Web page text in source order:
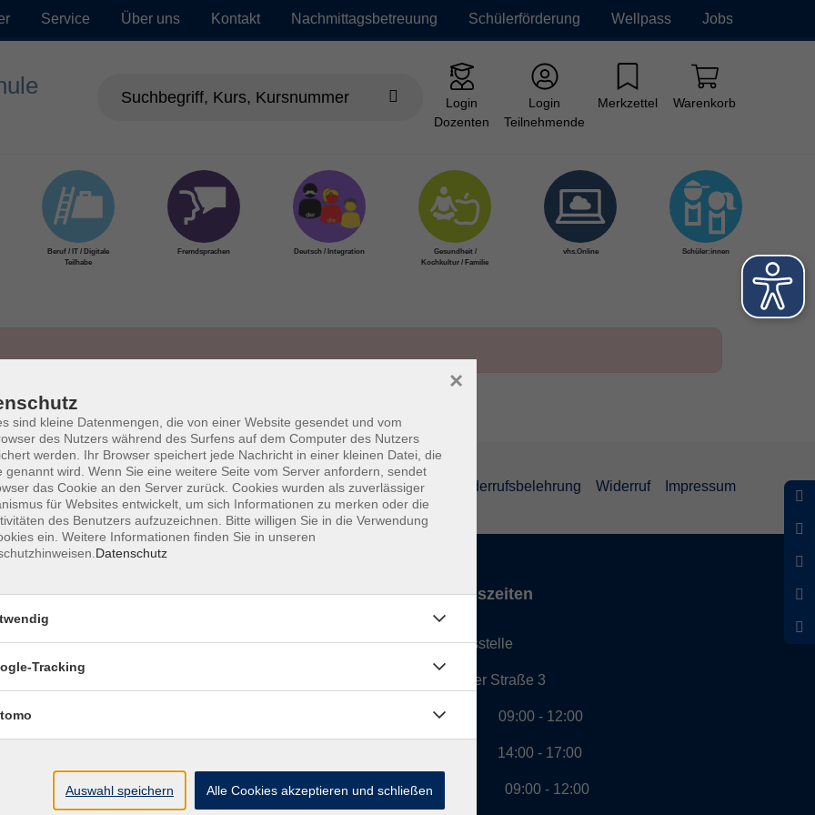
Service Über uns Kontakt Nachmittagsbetreuung Schülerförderung Wellpass Jobs
Login
Dozenten
Login
Teilnehmende
Merkzettel Warenkorb
Beruf / IT / Digitale
Teilhabe
Fremdsprachen Deutsch / Integration
Gesundheit /
Kochkultur / Familie
vhs.Online Schüler:innen
AGB Datenschutzerklärung Barrierefreiheit Widerrufsbelehrung Widerruf Impressum
Volkshochschule Haar e.V.
Geschäftsstelle im Poststadl
Münchener Straße 3
85540 Haar
Öffnungszeiten
Geschäftsstelle
Münchener Straße 3
Montag 09:00 - 12:00
14:00 - 17:00
Dienstag 09:00 - 12:00
sind kleine Datenmengen, die von einer Website gesendet und vom
des Nutzers während des Surfens auf dem Computer des Nutzers
werden. Ihr Browser speichert jede Nachricht in einer kleinen Datei, die
genannt wird. Wenn Sie eine weitere Seite vom Server anfordern, sendet
das Cookie an den Server zurück. Cookies wurden als zuverlässiger
für Websites entwickelt, um sich Informationen zu merken oder die
des Benutzers aufzuzeichnen. Bitte willigen Sie in die Verwendung
ein. Weitere Informationen finden Sie in unseren
Datenschutz
×
Tracking
Auswahl speichern Alle Cookies akzeptieren und schließen